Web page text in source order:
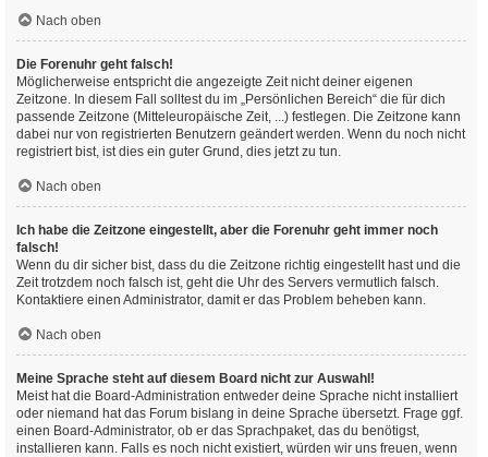
Nach oben
Die Forenuhr geht falsch!
Möglicherweise entspricht die angezeigte Zeit nicht deiner eigenen
Zeitzone. In diesem Fall solltest du im „Persönlichen Bereich“ die für dich
passende Zeitzone (Mitteleuropäische Zeit, ...) festlegen. Die Zeitzone kann
dabei nur von registrierten Benutzern geändert werden. Wenn du noch nicht
registriert bist, ist dies ein guter Grund, dies jetzt zu tun.
Nach oben
Ich habe die Zeitzone eingestellt, aber die Forenuhr geht immer noch
falsch!
Wenn du dir sicher bist, dass du die Zeitzone richtig eingestellt hast und die
Zeit trotzdem noch falsch ist, geht die Uhr des Servers vermutlich falsch.
Kontaktiere einen Administrator, damit er das Problem beheben kann.
Nach oben
Meine Sprache steht auf diesem Board nicht zur Auswahl!
Meist hat die Board-Administration entweder deine Sprache nicht installiert
oder niemand hat das Forum bislang in deine Sprache übersetzt. Frage ggf.
einen Board-Administrator, ob er das Sprachpaket, das du benötigst,
installieren kann. Falls es noch nicht existiert, würden wir uns freuen, wenn